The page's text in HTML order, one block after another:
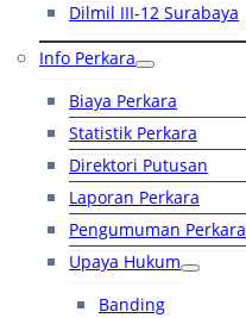
Dilmil III-12 Surabaya
Info Perkara
Biaya Perkara
Statistik Perkara
Direktori Putusan
Laporan Perkara
Pengumuman Perkara
Upaya Hukum
Banding